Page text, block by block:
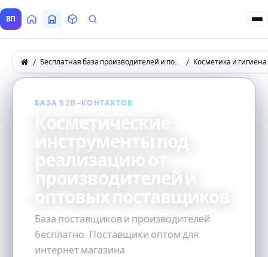
ВП ГлавнаяВсе Поставщики
ТоварыЗапросы покупателей
Бесплатная база производителей и поставщиков товаров оптом Косметика и гигиена
БАЗА B2B-КОНТАКТОВ
Косметические
инструменты под
реализацию от
производителей и
оптовых поставщиков
База поставщиков и производителей
бесплатно. Поставщики оптом для
интернет магазина.